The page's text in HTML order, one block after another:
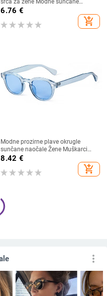
naočale s ljubavnim srcem UV400
6.76 €
add_shopping_cart
Modne prozirne plave okrugle
sunčane naočale Žene Muškarci
2024 Retro kornjačaste male
četvrtaste sunčane naočale UV400
Lunettes De Soleil
8.42 €
add_shopping_cart
Prevelike četvrtaste sunčane